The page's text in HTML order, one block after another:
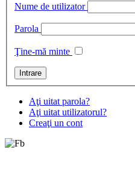
Nume de utilizator
Parola
Ţine-mă minte
Aţi uitat parola?
Aţi uitat utilizatorul?
Creaţi un cont